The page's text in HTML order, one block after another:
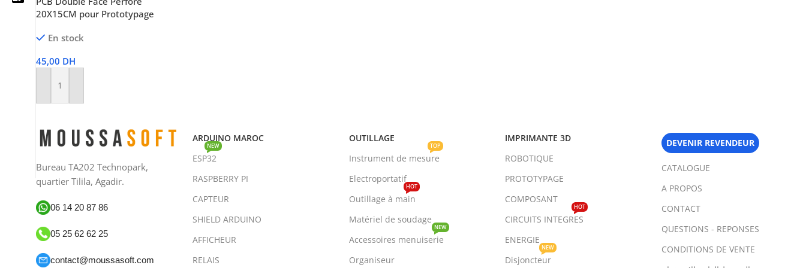
06 14 20 87 86
moussasoft.diy
20X15CM pour Prototypage
En stock
45,00 DH
Ajouter Au Panier
Bureau TA202 Technopark,
quartier Tilila, Agadir.
06 14 20 87 86
05 25 62 62 25
contact@moussasoft.com
ARDUINO MAROC
ESP32
NEW
RASPBERRY PI
CAPTEUR
SHIELD ARDUINO
AFFICHEUR
RELAIS
OUTILLAGE
Instrument de mesure
TOP
Electroportatif
Outillage à main
HOT
Matériel de soudage
Accessoires menuiserie
NEW
Organiseur
IMPRIMANTE 3D
ROBOTIQUE
PROTOTYPAGE
COMPOSANT
CIRCUITS INTEGRES
HOT
ENERGIE
Disjoncteur
NEW
DEVENIR REVENDEUR
CATALOGUE
A PROPOS
CONTACT
QUESTIONS - REPONSES
CONDITIONS DE VENTE